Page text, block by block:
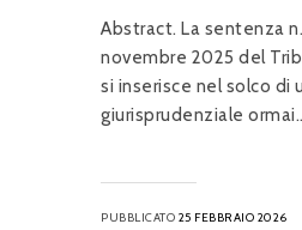
Abstract. La sentenza
novembre 2025 del
si inserisce nel solco di
giurisprudenziale
PUBBLICATO 25 FEBBRAIO 2026